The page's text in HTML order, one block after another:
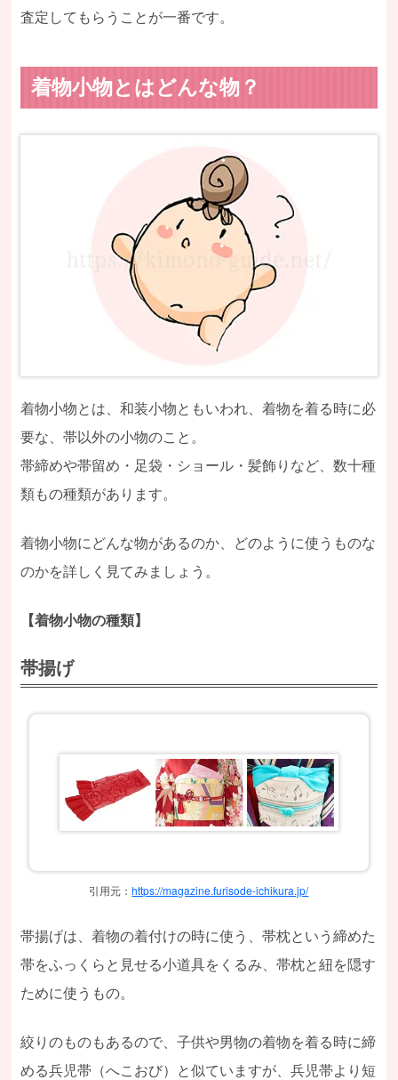
査定してもらうことが一番です。
着物小物とはどんな物？
着物小物とは、和装小物ともいわれ、着物を着る時に必
要な、帯以外の小物のこと。
帯締めや帯留め・足袋・ショール・髪飾りなど、数十種
類もの種類があります。
着物小物にどんな物があるのか、どのように使うものな
のかを詳しく見てみましょう。
【着物小物の種類】
帯揚げ
引用元：https://magazine.furisode-ichikura.jp/
帯揚げは、着物の着付けの時に使う、帯枕という締めた
帯をふっくらと見せる小道具をくるみ、帯枕と紐を隠す
ために使うもの。
絞りのものもあるので、子供や男物の着物を着る時に締
める兵児帯（へこおび）と似ていますが、兵児帯より短